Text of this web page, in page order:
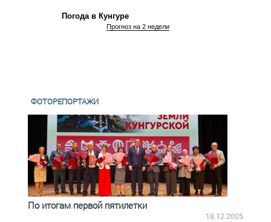
Погода в Кунгуре
Прогноз на 2 недели
ФОТОРЕПОРТАЖИ
По итогам первой пятилетки
18.12.2025